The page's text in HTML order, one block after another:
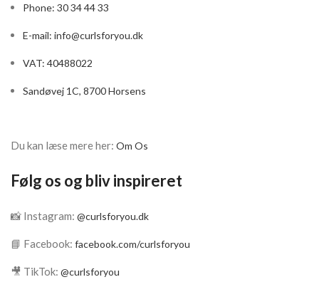
Phone: 30 34 44 33
E-mail: info@curlsforyou.dk
VAT: 40488022
Sandøvej 1C, 8700 Horsens
Du kan læse mere her: Om Os
Følg os og bliv inspireret
📸 Instagram: @curlsforyou.dk
📘 Facebook: facebook.com/curlsforyou
🎥 TikTok: @curlsforyou